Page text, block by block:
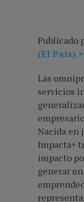
Publicado
(El País)
Las
servicios
Nacida en
Impacta+
impacto
generar